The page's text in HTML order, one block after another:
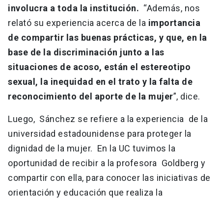
involucra a toda la institución. “Además, nos
relató su experiencia acerca de la importancia
de compartir las buenas prácticas, y que, en la
base de la discriminación junto a las
situaciones de acoso, están el estereotipo
sexual, la inequidad en el trato y la falta de
reconocimiento del aporte de la mujer”, dice.
Luego, Sánchez se refiere a la experiencia de la
universidad estadounidense para proteger la
dignidad de la mujer. En la UC tuvimos la
oportunidad de recibir a la profesora Goldberg y
compartir con ella, para conocer las iniciativas de
orientación y educación que realiza la